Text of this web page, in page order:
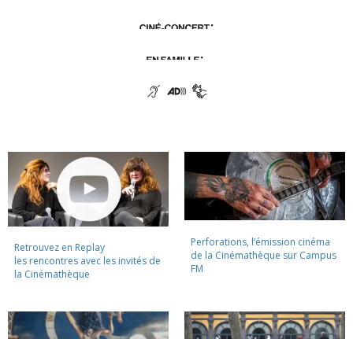
Retrouvez en Replay
les rencontres avec les invités de
la Cinémathèque
Perforations, l’émission cinéma
de la Cinémathèque sur Campus
FM